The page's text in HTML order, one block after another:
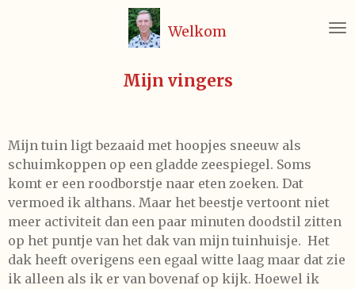
Welkom
Mijn vingers
Mijn tuin ligt bezaaid met hoopjes sneeuw als
schuimkoppen op een gladde zeespiegel. Soms
komt er een roodborstje naar eten zoeken. Dat
vermoed ik althans. Maar het beestje vertoont niet
meer activiteit dan een paar minuten doodstil zitten
op het puntje van het dak van mijn tuinhuisje. Het
dak heeft overigens een egaal witte laag maar dat zie
ik alleen als ik er van bovenaf op kijk. Hoewel ik